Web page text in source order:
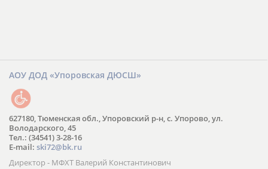
АОУ ДОД «Упоровская ДЮСШ»
627180, Тюменская обл., Упоровский р-н, с. Упорово, ул.
Володарского, 45
Тел.: (34541) 3-28-16
E-mail: ski72@bk.ru
Директор - МФХТ Валерий Константинович